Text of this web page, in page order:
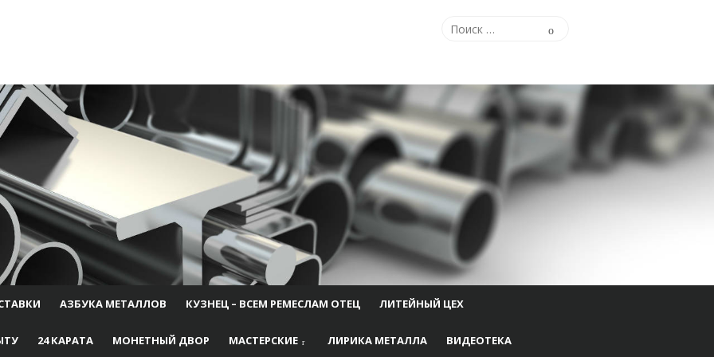
Поиск
Поиск
АЗБУКА МЕТАЛЛОВ КУЗНЕЦ – ВСЕМ РЕМЕСЛАМ ОТЕЦ ЛИТЕЙНЫЙ ЦЕХ
24 КАРАТА МОНЕТНЫЙ ДВОР МАСТЕРСКИЕ ЛИРИКА МЕТАЛЛА ВИДЕОТЕКА